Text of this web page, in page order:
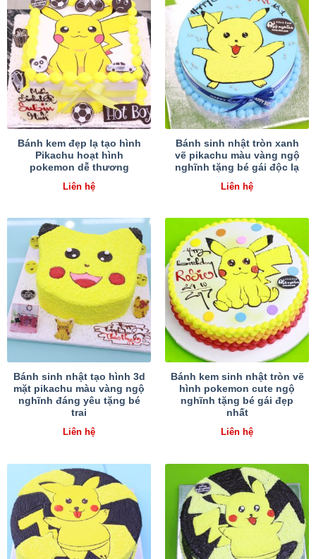
Bánh kem đẹp lạ tạo hình
Pikachu hoạt hình
pokemon dễ thương
Liên hệ
Bánh sinh nhật tròn xanh
vẽ pikachu màu vàng ngộ
nghĩnh tặng bé gái độc lạ
Liên hệ
Bánh sinh nhật tạo hình 3d
mặt pikachu màu vàng ngộ
nghĩnh đáng yêu tặng bé
trai
Liên hệ
Bánh kem sinh nhật tròn vẽ
hình pokemon cute ngộ
nghĩnh tặng bé gái đẹp
nhất
Liên hệ